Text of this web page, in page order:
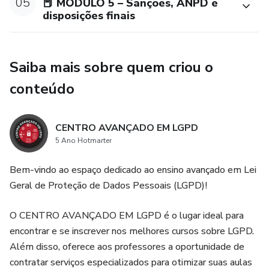
🔹 Módulo 1 – Fundamentos, princípios e hipóteses legais
🔹 Módulo 3 – Agentes de tratamento e
responsabilidades
🔹 Módulo 4 – ROTD, RIPD, Encarregado, segurança e boas
práticas
disposições transitórias
📕 MÓDULO 5 – Sanções, ANPD e
disposições finais
Saiba mais sobre quem criou o
conteúdo
CENTRO AVANÇADO EM LGPD
5 Ano Hotmarter
Bem-vindo ao espaço dedicado ao ensino avançado em Lei
Geral de Proteção de Dados Pessoais (LGPD)!
O CENTRO AVANÇADO EM LGPD é o lugar ideal para
encontrar e se inscrever nos melhores cursos sobre LGPD.
Além disso, oferece aos professores a oportunidade de
contratar serviços especializados para otimizar suas aulas